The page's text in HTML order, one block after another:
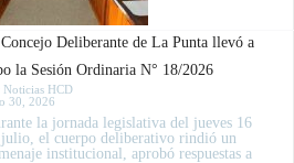
Deliberante de La Punta llevó a
la Sesión Ordinaria N° 18/2026
Noticias HCD
30, 2026
la jornada legislativa del jueves 16
el cuerpo deliberativo rindió un
institucional, aprobó respuestas a